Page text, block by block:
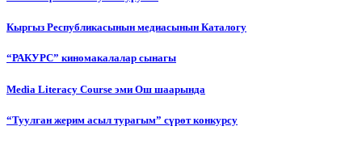
Кыргыз Республикасынын медиасынын Каталогу
“РАКУРС” киномакалалар сынагы
Media Literacy Сourse эми Ош шаарында
“Туулган жерим асыл турагым” сүрөт конкурсу